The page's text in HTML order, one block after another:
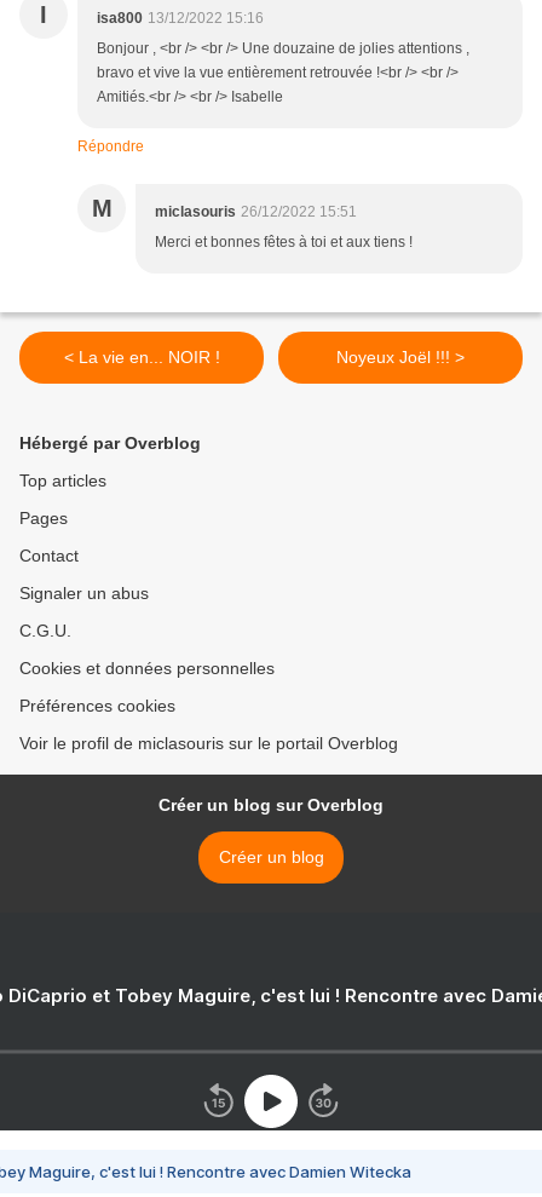
I isa800 13/12/2022 15:16
Bonjour , <br /> <br /> Une douzaine de jolies attentions ,
bravo et vive la vue entièrement retrouvée !<br /> <br />
Amitiés.<br /> <br /> Isabelle
Répondre
M miclasouris 26/12/2022 15:51
Merci et bonnes fêtes à toi et aux tiens !
< La vie en... NOIR ! Noyeux Joël !!! >
Hébergé par Overblog
Top articles
Pages
Contact
Signaler un abus
C.G.U.
Cookies et données personnelles
Préférences cookies
Voir le profil de miclasouris sur le portail Overblog
Créer un blog sur Overblog
Créer un blog
DiCaprio et Tobey Maguire, c'est lui ! Rencontre avec
Maguire, c'est lui ! Rencontre avec Damien Witecka